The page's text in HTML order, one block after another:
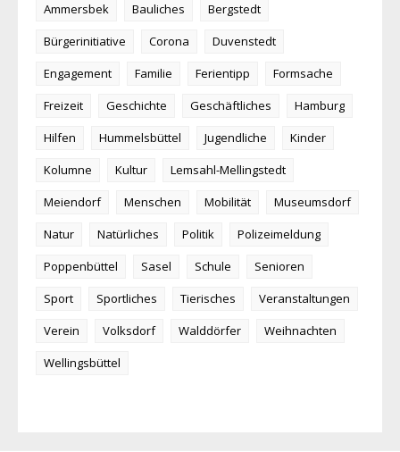
Ammersbek
Bauliches
Bergstedt
Bürgerinitiative
Corona
Duvenstedt
Engagement
Familie Ferientipp
Formsache
Freizeit
Geschichte Geschäftliches
Hamburg
Hilfen
Hummelsbüttel Jugendliche
Kinder
Kolumne
Kultur
Lemsahl-Mellingstedt
Meiendorf
Menschen Mobilität
Museumsdorf
Natur
Natürliches Politik
Polizeimeldung
Poppenbüttel
Sasel Schule
Senioren
Sport
Sportliches Tierisches
Veranstaltungen
Verein
Volksdorf Walddörfer
Weihnachten
Wellingsbüttel